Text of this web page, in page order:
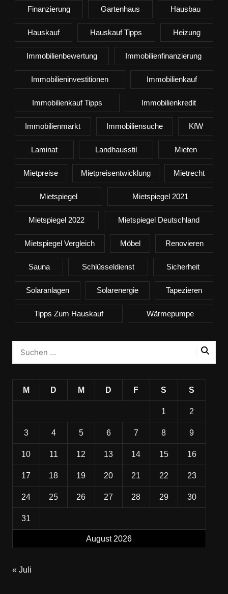
Finanzierung Gartenhaus Hausbau
Hauskauf Hauskauf Tipps Heizung
Immobilienbewertung Immobilienfinanzierung
Immobilieninvestitionen Immobilienkauf
Immobilienkauf Tipps Immobilienkredit
Immobilienmarkt Immobiliensuche KfW
Laminat Landhausstil Mieten
Mietpreise Mietpreisentwicklung Mietrecht
Mietspiegel Mietspiegel 2021
Mietspiegel 2022 Mietspiegel Deutschland
Mietspiegel Vergleich Möbel Renovieren
Sauna Schlüsseldienst Sicherheit
Solaranlagen Solarenergie Tapezieren
Tipps Zum Hauskauf Wärmepumpe
August 2026
M D M D F S S
1 2
3 4 5 6 7 8 9
10 11 12 13 14 15 16
17 18 19 20 21 22 23
24 25 26 27 28 29 30
31
« Juli